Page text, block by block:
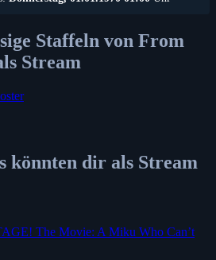
Staffeln von From
Stream
könnten dir als Stream